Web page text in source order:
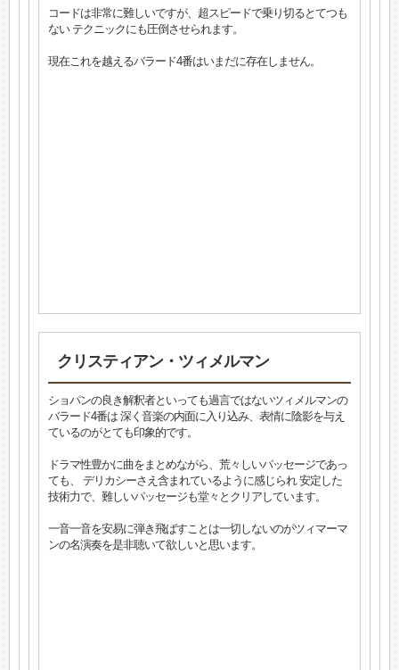
コードは非常に難しいですが、超スピードで乗り切るとてつも
ない テクニックにも圧倒させられます。
現在これを越えるバラード4番はいまだに存在しません。
クリスティアン・ツィメルマン
ショパンの良き解釈者といっても過言ではないツィメルマンの
バラード4番は 深く音楽の内面に入り込み、表情に陰影を与え
ているのがとても印象的です。
ドラマ性豊かに曲をまとめながら、荒々しいパッセージであっ
ても、 デリカシーさえ含まれているように感じられ 安定した
技術力で、難しいパッセージも堂々とクリアしています。
一音一音を安易に弾き飛ばすことは一切しないのがツィマーマ
ンの名演奏を是非聴いて欲しいと思います。